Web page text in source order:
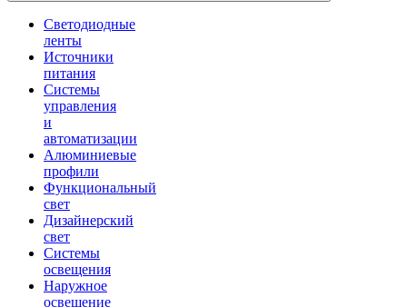
Светодиодные
ленты
Источники
питания
Системы
управления
и
автоматизации
Алюминиевые
профили
Функциональный
свет
Дизайнерский
свет
Системы
освещения
Наружное
освещение